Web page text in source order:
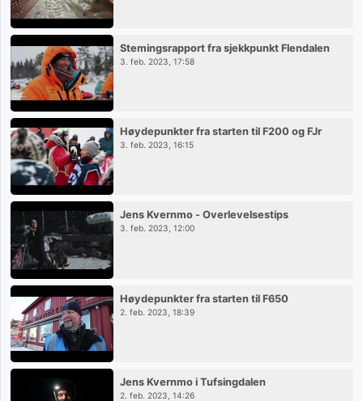
Stemingsrapport fra sjekkpunkt Flendalen
3. feb. 2023, 17:58
Høydepunkter fra starten til F200 og FJr
3. feb. 2023, 16:15
Jens Kvernmo - Overlevelsestips
3. feb. 2023, 12:00
Høydepunkter fra starten til F650
2. feb. 2023, 18:39
Jens Kvernmo i Tufsingdalen
2. feb. 2023, 14:26